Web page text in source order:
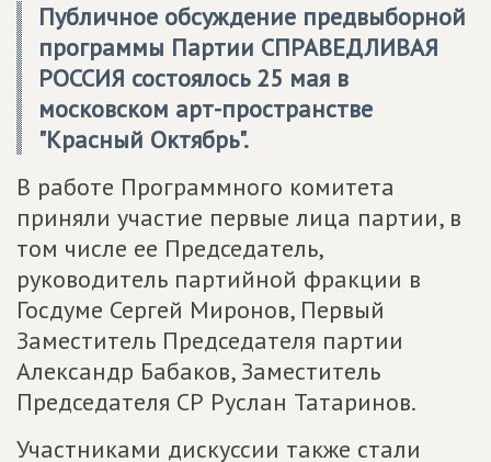
Публичное обсуждение предвыборной
программы Партии СПРАВЕДЛИВАЯ
РОССИЯ состоялось 25 мая в
московском арт-пространстве
"Красный Октябрь".
В работе Программного комитета
приняли участие первые лица партии, в
том числе ее Председатель,
руководитель партийной фракции в
Госдуме Сергей Миронов, Первый
Заместитель Председателя партии
Александр Бабаков, Заместитель
Председателя СР Руслан Татаринов.
Участниками дискуссии также стали